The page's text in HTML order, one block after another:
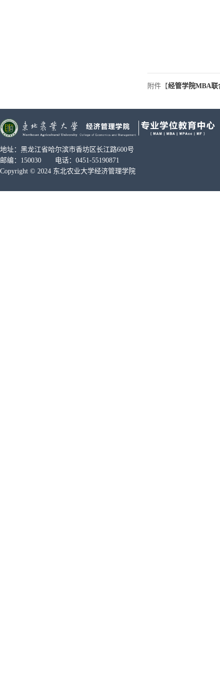
附件【经管学院MBA联
地址：黑龙江省哈尔滨市香坊区长江路600号
邮编：150030 电话：0451-55190871
Copyright © 2024 东北农业大学经济管理学院